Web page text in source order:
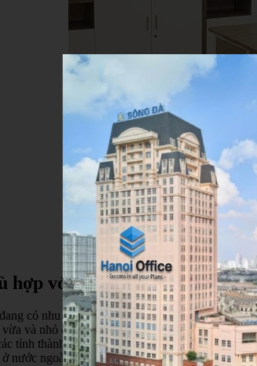
hợp với mô hình văn phòng
có nhu cầu khởi nghiệp, những công ty start-
và nhỏ đang muốn mở văn phòng đại diện,
tỉnh thành khác nằm xa khu vực trung tâm
nước ngoài, hiện đang đầu tư và mở chi nhánh